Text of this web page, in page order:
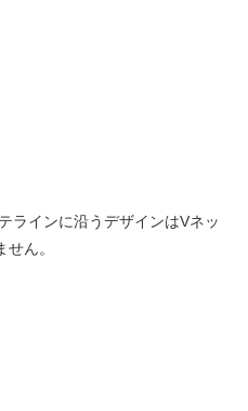
ラインに沿うデザインはVネッ
ん。